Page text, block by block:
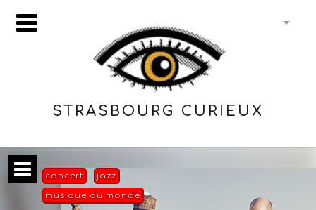
STRASBOURG CURIEUX
concert jazz
musique du monde